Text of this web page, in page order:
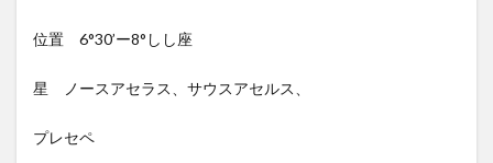
位置 6°30’ー8°しし座
星 ノースアセラス、サウスアセルス、
プレセペ